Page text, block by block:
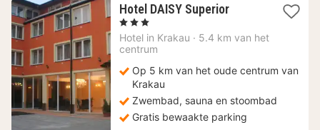
Hotel DAISY Superior1
vanaf
, 3 Sterren
Hotel in Krakau · 5.4 km van het
centrum
Op 5 km van het oude centrum van
Krakau
Zwembad, sauna en stoombad
Gratis bewaakte parking